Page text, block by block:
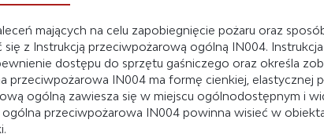
mających na celu zapobiegnięcie pożaru oraz
z Instrukcją przeciwpożarową ogólną IN004.
dostępu do sprzętu gaśniczego oraz określa
IN004 ma formę cienkiej, elastycznej
ogólną zawiesza się w miejscu ogólnodostępnym i
przeciwpożarowa IN004 powinna wisieć w